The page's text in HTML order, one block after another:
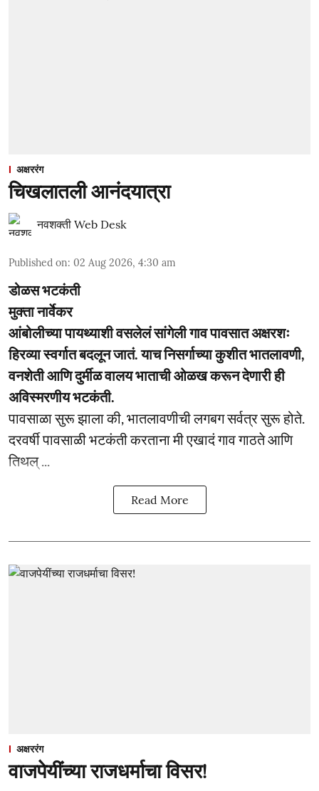
अक्षररंग
चिखलातली आनंदयात्रा
नवशक्ती Web Desk
Published on: 02 Aug 2026, 4:30 am
डोळस भटकंती
मुक्ता नार्वेकर
आंबोलीच्या पायथ्याशी वसलेलं सांगेली गाव पावसात अक्षरशः
हिरव्या स्वर्गात बदलून जातं. याच निसर्गाच्या कुशीत भातलावणी,
वनशेती आणि दुर्मीळ वालय भाताची ओळख करून देणारी ही
अविस्मरणीय भटकंती.
पावसाळा सुरू झाला की, भातलावणीची लगबग सर्वत्र सुरू होते.
दरवर्षी पावसाळी भटकंती करताना मी एखादं गाव गाठते आणि
तिथल् ...
Read More
अक्षररंग
वाजपेयींच्या राजधर्माचा विसर!